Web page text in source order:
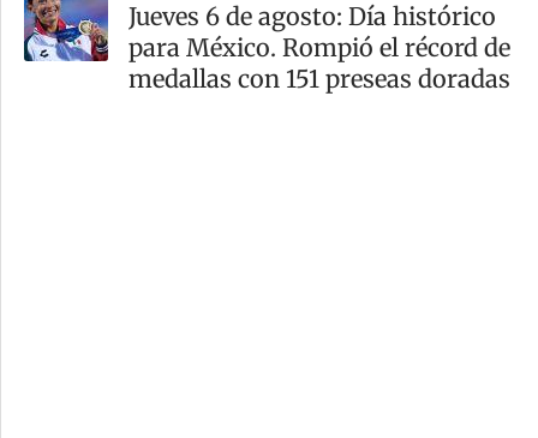
Jueves 6 de agosto: Día histórico
para México. Rompió el récord de
medallas con 151 preseas doradas